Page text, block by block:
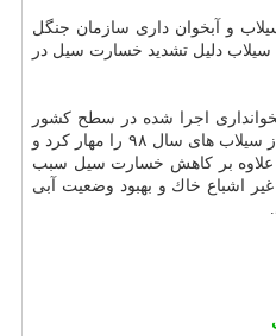
و آبخوان داری سازمان جنگل
سیلاب دلیل تشدید خسارت سیل در
اجرا شده در سطح كشور
بیش از ۱۰.۵ میلیارد متر مكعب از سیلاب های سال ۹۸ را مهار كرد و
علاوه بر كاهش خسارت سیل سبب
اشباع خاك و بهبود وضعیت آبی